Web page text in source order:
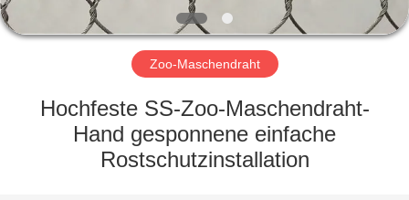
FABRIK-
QUALITÄTSKONTROLLE
Zoo-Maschendraht
Hochfeste SS-Zoo-Maschendraht-
Hand gesponnene einfache
Rostschutzinstallation